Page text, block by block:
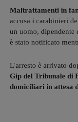
Maltrattamenti in
accusa i carabinieri
un uomo,
è stato notificato
L'arresto è arrivato
Gip del Tribunale di
domiciliari in attesa